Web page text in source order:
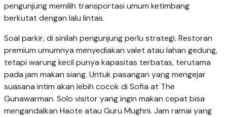
pengunjung memilih transportasi umum ketimbang
berkutat dengan lalu lintas.
Soal parkir, di sinilah pengunjung perlu strategi. Restoran
premium umumnya menyediakan valet atau lahan gedung,
tetapi warung kecil punya kapasitas terbatas, terutama
pada jam makan siang. Untuk pasangan yang mengejar
suasana intim akan lebih cocok di Sofia at The
Gunawarman. Solo visitor yang ingin makan cepat bisa
mengandalkan Haote atau Guru Mughni. Jam ramai yang